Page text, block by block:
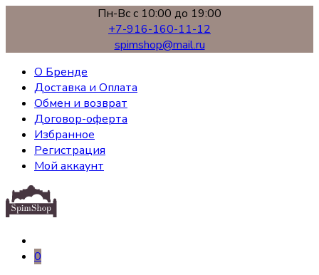
Пн-Вс с 10:00 до 19:00
+7-916-160-11-12
spimshop@mail.ru
О Бренде
Доставка и Оплата
Обмен и возврат
Договор-оферта
Избранное
Регистрация
Мой аккаунт
0